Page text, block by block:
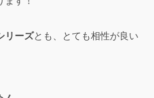
リーズとも、とても相性が良い